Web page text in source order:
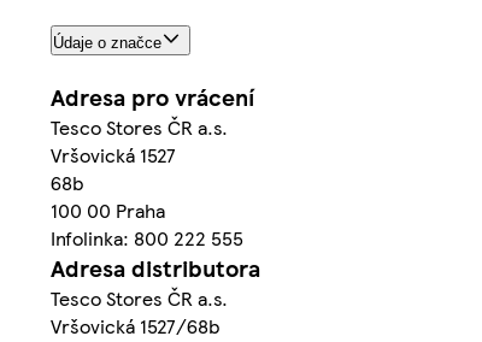
Údaje o značce
Adresa pro vrácení
Tesco Stores ČR a.s.
Vršovická 1527
68b
100 00 Praha
Infolinka: 800 222 555
Adresa distributora
Tesco Stores ČR a.s.
Vršovická 1527/68b